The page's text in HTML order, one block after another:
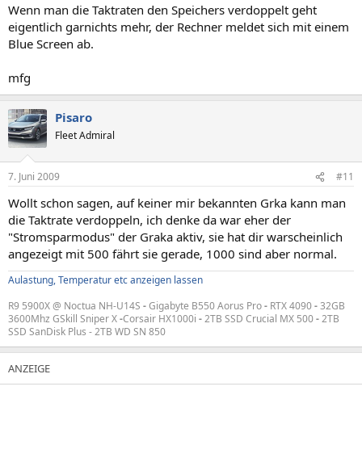
Wenn man die Taktraten den Speichers verdoppelt geht
eigentlich garnichts mehr, der Rechner meldet sich mit einem
Blue Screen ab.
mfg
Pisaro
Fleet Admiral
7. Juni 2009 #11
Wollt schon sagen, auf keiner mir bekannten Grka kann man
die Taktrate verdoppeln, ich denke da war eher der
"Stromsparmodus" der Graka aktiv, sie hat dir warscheinlich
angezeigt mit 500 fährt sie gerade, 1000 sind aber normal.
Aulastung, Temperatur etc anzeigen lassen
R9 5900X @ Noctua NH-U14S -Gigabyte B550 Aorus Pro- RTX 4090-32GB
3600Mhz GSkill Sniper X-Corsair HX1000i -2TB SSD Crucial MX 500-2TB
SSD SanDisk Plus - 2TB WD SN 850